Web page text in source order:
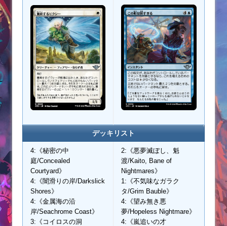
デッキリスト
4:《秘密の中
庭/Concealed
Courtyard》
4:《闇滑りの岸/Darkslick
Shores》
4:《金属海の沿
岸/Seachrome Coast》
3:《コイロスの洞
2:《悪夢滅ぼし、魁
渡/Kaito, Bane of
Nightmares》
1:《不気味なガラク
タ/Grim Bauble》
4:《望み無き悪
夢/Hopeless Nightmare》
4:《嵐追いの才